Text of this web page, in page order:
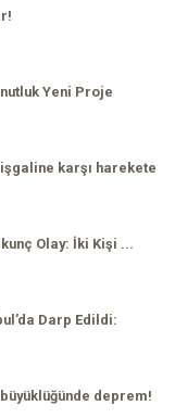
Yeni Proje
karşı harekete
Olay: İki Kişi ...
Darp Edildi:
büyüklüğünde deprem!